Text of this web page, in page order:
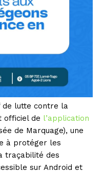
de lutte contre la
officiel de l’application
de Marquage), une
à protéger les
traçabilité des
sur Android et